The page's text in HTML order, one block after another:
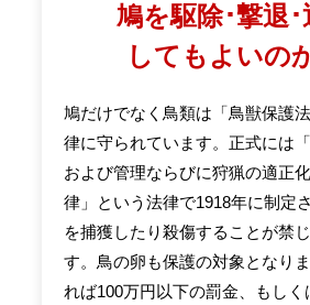
鳩を駆除･撃退･
してもよいの
鳩だけでなく鳥類は「鳥獣保護
律に守られています。正式には
および管理ならびに狩猟の適正
律」という法律で1918年に制定
を捕獲したり殺傷することが禁
す。鳥の卵も保護の対象となり
れば100万円以下の罰金、もしく